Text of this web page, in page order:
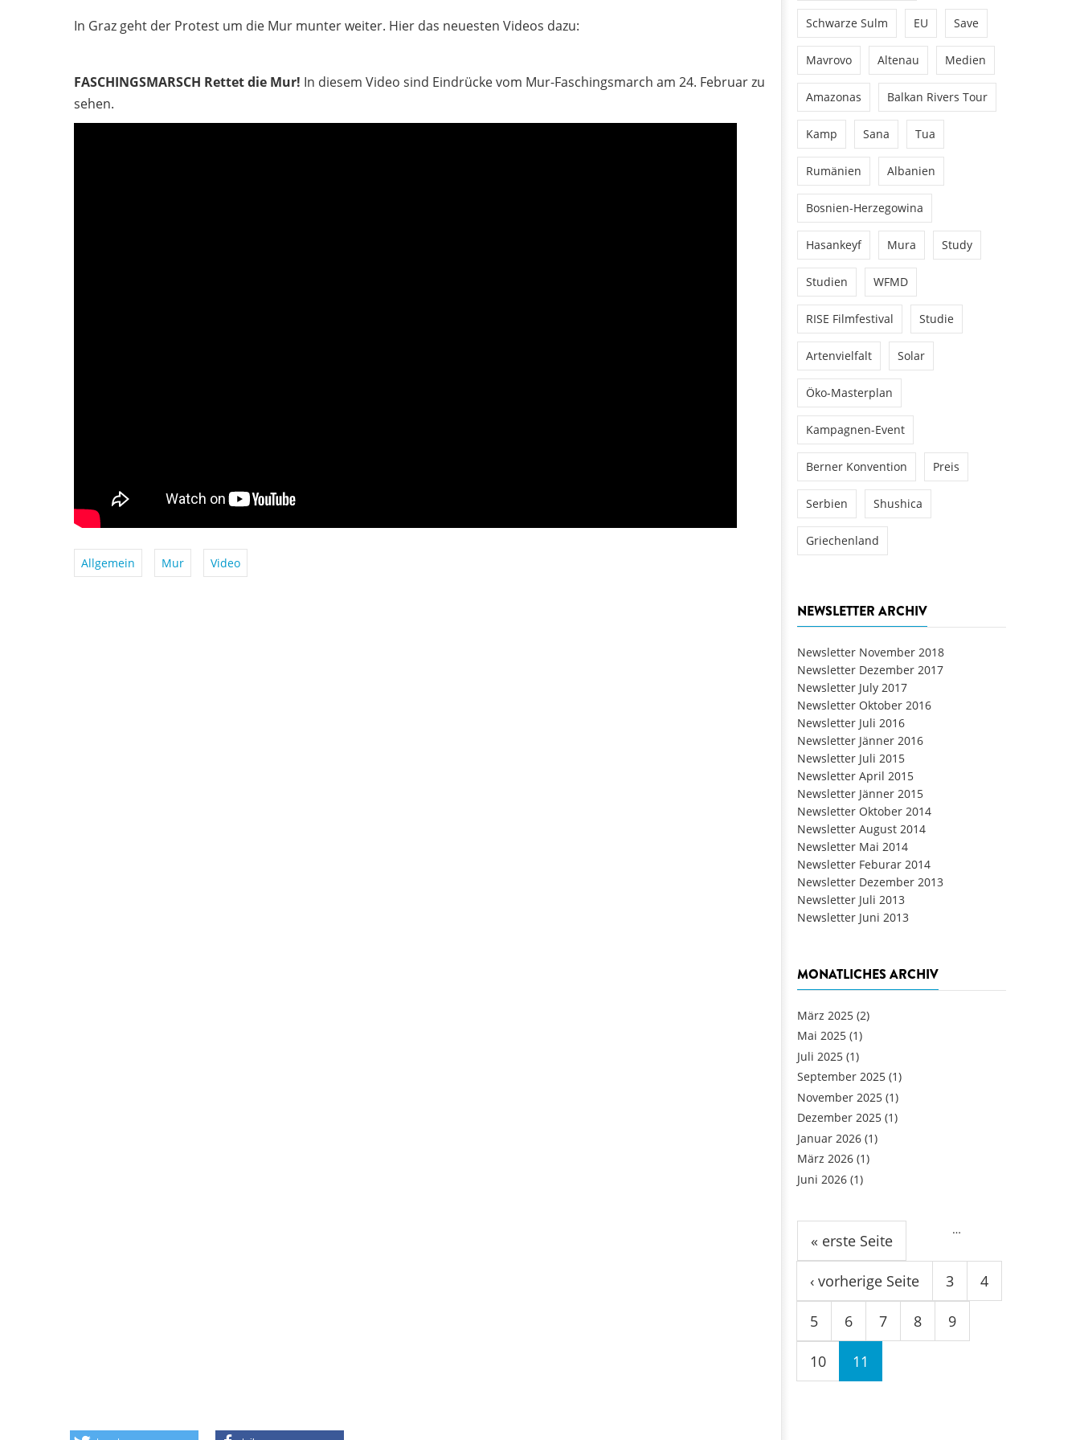
In Graz geht der Protest um die Mur munter weiter. Hier das neuesten Videos dazu:
FASCHINGSMARSCH Rettet die Mur! In diesem Video sind Eindrücke vom Mur-Faschingsmarch am 24. Februar zu
sehen.
Allgemein Mur Video
Schwarze Sulm EU Save
Mavrovo Altenau Medien
Amazonas Balkan Rivers Tour
Kamp Sana Tua
Rumänien Albanien
Bosnien-Herzegowina
Hasankeyf Mura Study
Studien WFMD
RISE Filmfestival Studie
Artenvielfalt Solar
Öko-Masterplan
Kampagnen-Event
Berner Konvention Preis
Serbien Shushica
Griechenland
NEWSLETTER ARCHIV
Newsletter November 2018
Newsletter Dezember 2017
Newsletter July 2017
Newsletter Oktober 2016
Newsletter Juli 2016
Newsletter Jänner 2016
Newsletter Juli 2015
Newsletter April 2015
Newsletter Jänner 2015
Newsletter Oktober 2014
Newsletter August 2014
Newsletter Mai 2014
Newsletter Feburar 2014
Newsletter Dezember 2013
Newsletter Juli 2013
Newsletter Juni 2013
MONATLICHES ARCHIV
März 2025 (2)
Mai 2025 (1)
Juli 2025 (1)
September 2025 (1)
November 2025 (1)
Dezember 2025 (1)
Januar 2026 (1)
März 2026 (1)
Juni 2026 (1)
Seiten
« erste Seite
‹ vorherige Seite
…
3 4
5 6 7 8 9
10 11